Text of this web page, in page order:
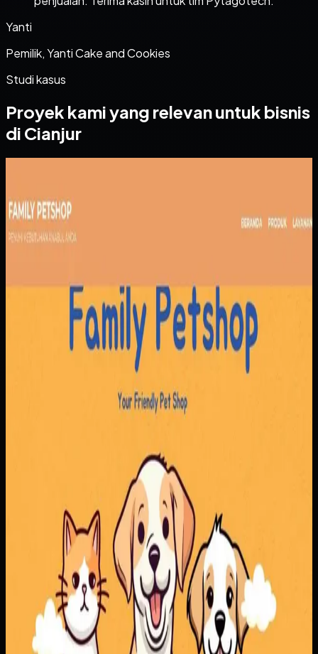
Yanti
Pemilik, Yanti Cake and Cookies
Studi kasus
Proyek kami yang relevan untuk bisnis
di Cianjur
Family Petshop
Family Petshop
Pendapatan dari penjualan produk dan layanan tercatat
terpisah, sementara reservasi dan jadwal klinik masih rawan
bentrok. Tanpa sistem yang menyatukan pemesanan,
pembayaran, dan antrian, operasional menjadi berat di sisi
admin maupun pelanggan.
Kami membangun alur pemesanan yang menyatukan
produk dan reservasi layanan, lengkap dengan jadwal,
rapi, sementara pelanggan mendapatkan proses
pemesanan yang lebih jelas.